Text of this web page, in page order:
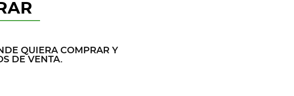
QUIERA COMPRAR Y
DE VENTA.